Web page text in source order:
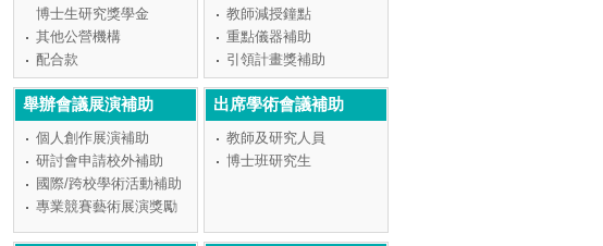
博士生研究獎學金
其他公營機構
配合款
教師減授鐘點
重點儀器補助
引領計畫獎補助
舉辦會議展演補助
個人創作展演補助
研討會申請校外補助
國際/跨校學術活動補助
專業競賽藝術展演獎勵
出席學術會議補助
教師及研究人員
博士班研究生